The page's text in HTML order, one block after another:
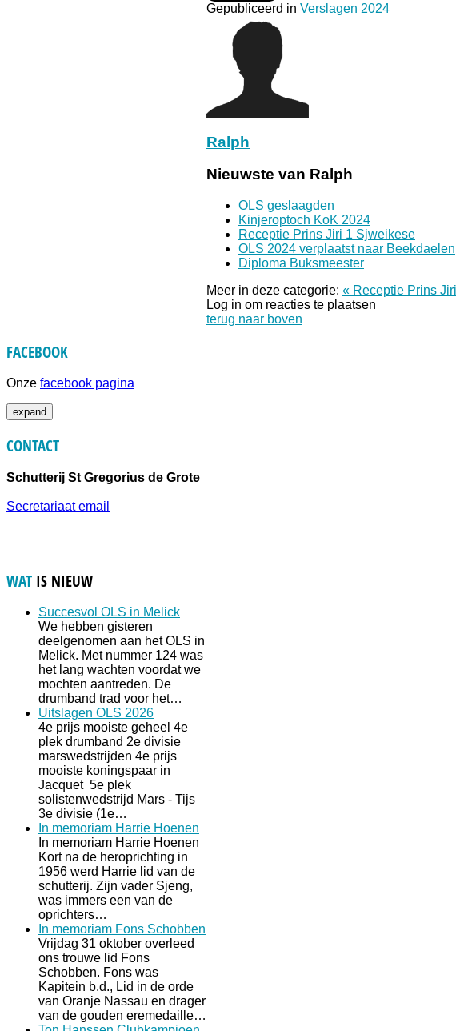
Gepubliceerd in Verslagen 2024
Ralph
Nieuwste van Ralph
OLS geslaagden
Kinjeroptoch KoK 2024
Receptie Prins Jiri 1 Sjweikese
OLS 2024 verplaatst naar Beekdaelen
Diploma Buksmeester
Meer in deze categorie: « Receptie Prins
Log in om reacties te plaatsen
terug naar boven
FACEBOOK
Onze facebook pagina
expand
CONTACT
Schutterij St Gregorius de Grote
Secretariaat email
WAT IS NIEUW
Succesvol OLS in Melick
We hebben gisteren
deelgenomen aan het OLS in
Melick. Met nummer 124 was
het lang wachten voordat we
mochten aantreden. De
drumband trad voor het…
Uitslagen OLS 2026
4e prijs mooiste geheel 4e
plek drumband 2e divisie
marswedstrijden 4e prijs
mooiste koningspaar in
Jacquet 5e plek
solistenwedstrijd Mars - Tijs
3e divisie (1e…
In memoriam Harrie Hoenen
In memoriam Harrie Hoenen
Kort na de heroprichting in
1956 werd Harrie lid van de
schutterij. Zijn vader Sjeng,
was immers een van de
oprichters…
In memoriam Fons Schobben
Vrijdag 31 oktober overleed
ons trouwe lid Fons
Schobben. Fons was
Kapitein b.d., Lid in de orde
van Oranje Nassau en drager
van de gouden eremedaille…